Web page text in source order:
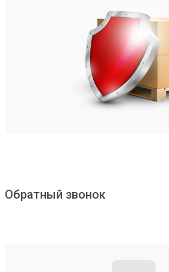
Обратный звонок